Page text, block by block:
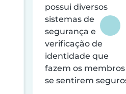
possui diversos
sistemas de
segurança e
verificação de
identidade que
fazem os membros
se sentirem